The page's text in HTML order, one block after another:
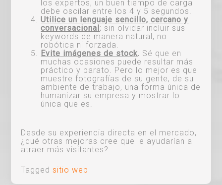
los expertos, un buen tiempo de carga
debe oscilar entre los 4 y 5 segundos.
Utilice un lenguaje sencillo, cercano y
conversacional; sin olvidar incluir sus
keywords de manera natural, no
robótica ni forzada.
Evite imágenes de stock. Sé que en
muchas ocasiones puede resultar más
práctico y barato. Pero lo mejor es que
muestre fotografías de su gente, de su
ambiente de trabajo, una forma única de
humanizar su empresa y mostrar lo
única que es.
Desde su experiencia directa en el mercado,
¿qué otras mejoras cree que le ayudarían a
atraer más visitantes?
Taggedsitio web